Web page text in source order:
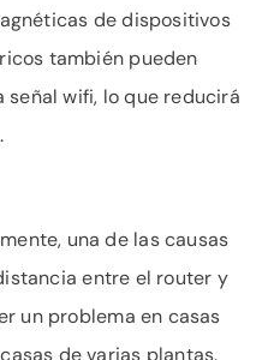
de dispositivos
también pueden
wifi, lo que reducirá
una de las causas
entre el router y
un problema en casas
de varias plantas.